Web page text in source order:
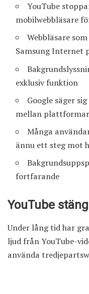
YouTube
mobilwebbläsare
Webbläsare
Samsung Internet
exklusiv funktion
Google säger
mellan plattformar
Många
ännu ett steg mot
fortfarande
YouTube
Under lång tid har
ljud från YouTube-
använda